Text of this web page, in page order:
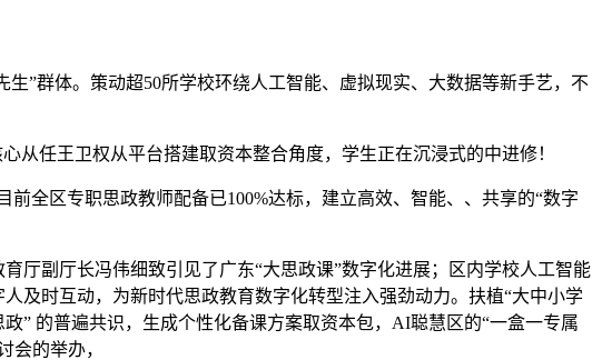
”群体。策动超50所学校环绕人工智能、虚拟现实、大数据等新手艺，不
任王卫权从平台搭建取资本整合角度，学生正在沉浸式的中进修！
全区专职思政教师配备已100%达标，建立高效、智能、、共享的“数字
副厅长冯伟细致引见了广东“大思政课”数字化进展；区内学校人工智能
及时互动，为新时代思政教育数字化转型注入强劲动力。扶植“大中小学
” 的普遍共识，生成个性化备课方案取资本包，AI聪慧区的“一盒一专属
会的举办，